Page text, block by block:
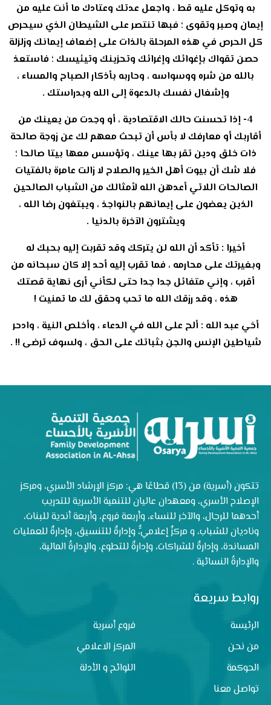
به وتوكل عليه قط ، واجعل عدتك وعتادك ما أنت عليه من
إيمان وصبر وتقوى ؛ فبها تنتصر على الشيطان الذي سيحرص
كل الحرص في هذه المرحلة بالذات على إضعاف إيمانك وزلزلة
حصن تقواك بإغوائك وإغرائك وتحزينك وتيئيسك ؛ فاستعذ
بالله من شره ووسواسه ، وحاربه بأذكار الصباح والمساء ،
وإشغال نفسك بالدعوة إلى الله وبدراستك .
4- إذا تحسنت حالك الاقتصادية ، أو وجدت من يعينك من
أقاربك أو معارفك لا بأس أن تبحث معهم لك عن زوجة صالحة
ذات خلق ودين تقر بها عينك ، وتؤسس معها بيتا صالحا ؛
فلا شك أن بيوت أهل الخير والصلاح لا زالت عامرة بالفتيات
الصالحات اللاتي أعدهن الله لأمثالك من الشباب الصالحين
الذين يعضون على إيمانهم بالنواجذ ، ويبتغون رضا الله ،
ويشترون الآخرة بالدنيا .
أخيرا : تأكد أن الله لن يتركك وقد تقربت إليه بحبك له
وبغيرتك على محارمه ، فما تقرب إليه أحد إلا كان سبحانه من
أقرب ، وإني متفائل جدا جدا حتى لكأني أرى نهاية قصتك
هذه ، وقد رزقك الله ما تحب وحقق لك ما تمنيت !
أخي عبد الله : ألح على الله في الدعاء ، وأخلص النية ، وادحر
شياطين الإنس والجن بثباتك على الحق ، ولسوف ترضى !! .
تتكون (أسرية) من (13) قطاعًا هي: مركز الإرشاد الأسري، ومركز
الإصلاح الأسري، ومعهدان عاليان للتنمية الأسرية للتدريب
أحدهما للرجال، والآخر للنساء، وأربعة فروع، وأربعة أندية للبنات،
وناديان للشباب، و مركزٌ إعلاميٌّ، وإدارةٌ للتنسيق، وإدارةٌ للعمليات
المساندة، وإدارةٌ للشراكات، وإدارةٌ للتطوع، والإدارةُ المالية،
والإدارةُ النسائية .
روابط سريعة
الرئيسة
فروع أسرية
من نحن
المركز الاعلامي
الحوكمة
اللوائح و الأدلة
تواصل معنا